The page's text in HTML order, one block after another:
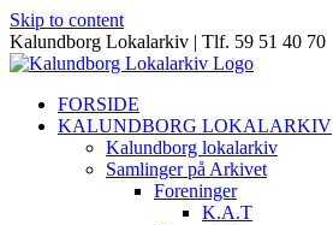
Skip to content
Kalundborg Lokalarkiv | Tlf. 59 51 40 70
FORSIDE
KALUNDBORG LOKALARKIV
Kalundborg lokalarkiv
Samlinger på Arkivet
Foreninger
K.A.T